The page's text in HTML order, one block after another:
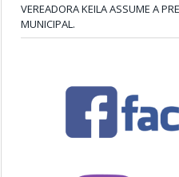
VEREADORA KEILA ASSUME A
MUNICIPAL.